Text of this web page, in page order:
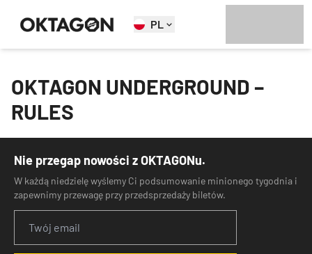
PL
OKTAGON UNDERGROUND –
RULES
Nie przegap nowości z OKTAGONu.
W każdą niedzielę wyślemy Ci podsumowanie minionego tygodnia i
zapewnimy przewagę przy przedsprzedaży biletów.